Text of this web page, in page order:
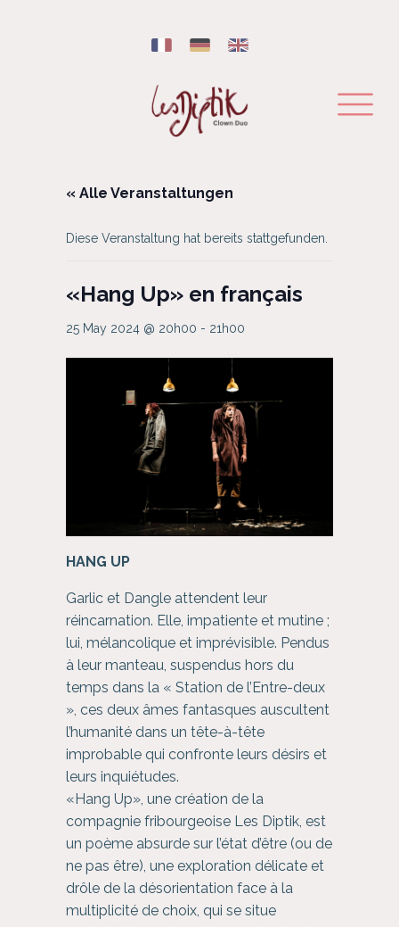
« Alle Veranstaltungen
Diese Veranstaltung hat bereits stattgefunden.
«Hang Up» en français
25 May 2024 @ 20h00 - 21h00
HANG UP
Garlic et Dangle attendent leur
réincarnation. Elle, impatiente et mutine ;
lui, mélancolique et imprévisible. Pendus
à leur manteau, suspendus hors du
temps dans la « Station de l’Entre-deux
», ces deux âmes fantasques auscultent
l’humanité dans un tête-à-tête
improbable qui confronte leurs désirs et
leurs inquiétudes.
«Hang Up», une création de la
compagnie fribourgeoise Les Diptik, est
un poème absurde sur l’état d’être (ou de
ne pas être), une exploration délicate et
drôle de la désorientation face à la
multiplicité de choix, qui se situe